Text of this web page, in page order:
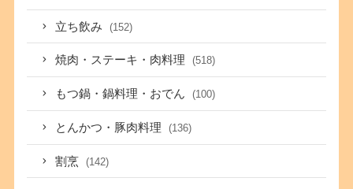
立ち飲み (152)
焼肉・ステーキ・肉料理 (518)
もつ鍋・鍋料理・おでん (100)
とんかつ・豚肉料理 (136)
割烹 (142)